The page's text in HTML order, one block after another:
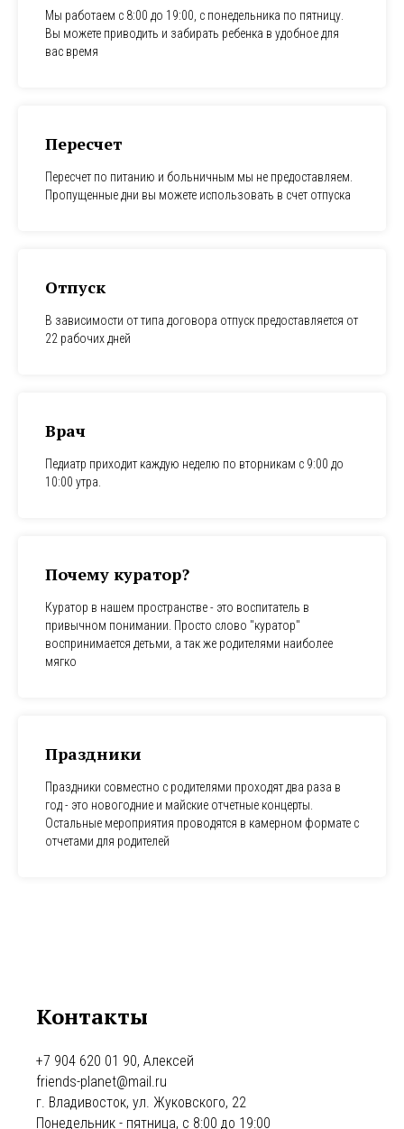
Мы работаем с 8:00 до 19:00, с понедельника по пятницу.
Вы можете приводить и забирать ребенка в удобное для
вас время
Пересчет
Пересчет по питанию и больничным мы не предоставляем.
Пропущенные дни вы можете использовать в счет отпуска
Отпуск
В зависимости от типа договора отпуск предоставляется от
22 рабочих дней
Врач
Педиатр приходит каждую неделю по вторникам с 9:00 до
10:00 утра.
Почему куратор?
Куратор в нашем пространстве - это воспитатель в
привычном понимании. Просто слово "куратор"
воспринимается детьми, а так же родителями наиболее
мягко
Праздники
Праздники совместно с родителями проходят два раза в
год - это новогодние и майские отчетные концерты.
Остальные мероприятия проводятся в камерном формате с
отчетами для родителей
Контакты
+7 904 620 01 90, Алексей
friends-planet@mail.ru
г. Владивосток, ул. Жуковского, 22
Понедельник - пятница, с 8:00 до 19:00